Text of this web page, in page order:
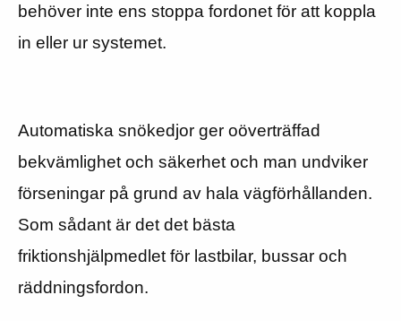
behöver inte ens stoppa fordonet för att koppla
in eller ur systemet.
Automatiska snökedjor ger oöverträffad
bekvämlighet och säkerhet och man undviker
förseningar på grund av hala vägförhållanden.
Som sådant är det det bästa
friktionshjälpmedlet för lastbilar, bussar och
räddningsfordon.